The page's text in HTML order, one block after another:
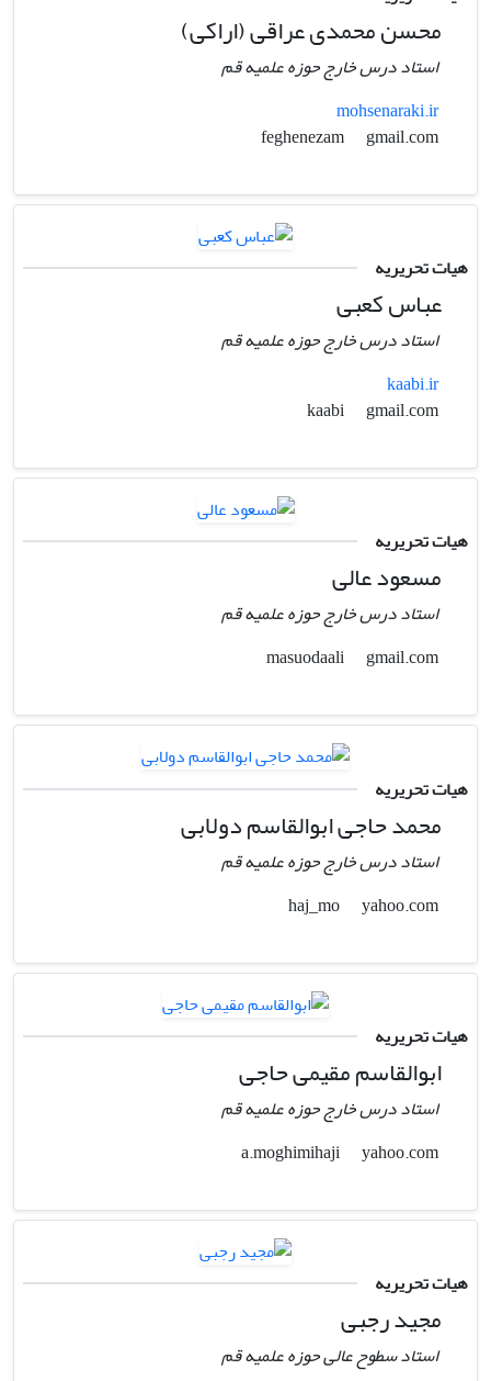
محسن محمدی عراقی (اراکی)
استاد درس خارج حوزه علمیه قم
mohsenaraki.ir
gmail.com
هیات تحریریه
عباس کعبی
استاد درس خارج حوزه علمیه قم
kaabi.ir
gmail.com
هیات تحریریه
مسعود عالی
استاد درس خارج حوزه علمیه قم
gmail.com
هیات تحریریه
محمد حاجی ابوالقاسم دولابی
استاد درس خارج حوزه علمیه قم
yahoo.com
هیات تحریریه
ابوالقاسم مقیمی حاجی
استاد درس خارج حوزه علمیه قم
yahoo.com
هیات تحریریه
مجید رجبی
استاد سطوح عالی حوزه علمیه قم